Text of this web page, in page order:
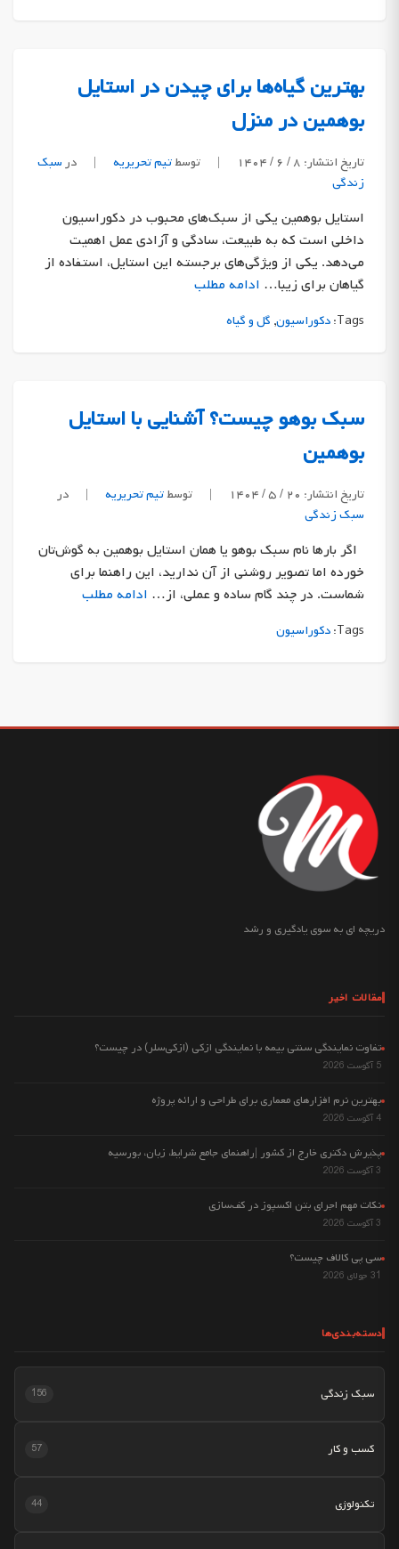
بهترین گیاه‌ها برای چیدن در استایل
بوهمین در منزل
تاریخ انتشار: ۸ / ۶ / ۱۴۰۴ | توسطتیم تحریریه | در سبک
زندگی
استایل بوهمین یکی از سبک‌های محبوب در دکوراسیون
داخلی است که به طبیعت، سادگی و آزادی عمل اهمیت
می‌دهد. یکی از ویژگی‌های برجسته این استایل، استفاده از
گیاهان برای زیبا… ادامه مطلب
Tags: دکوراسیون, گل و گیاه
سبک بوهو چیست؟ آشنایی با استایل
بوهمین
تاریخ انتشار: ۲۰ / ۵ / ۱۴۰۴ | توسطتیم تحریریه |
در
سبک زندگی
اگر بارها نام سبک بوهو یا همان استایل بوهمین به گوش‌تان
خورده اما تصویر روشنی از آن ندارید، این راهنما برای
شماست. در چند گام ساده و عملی، از… ادامه مطلب
Tags: دکوراسیون
دریچه ای به سوی یادگیری و رشد
مقالات اخیر
تفاوت نمایندگی سنتی بیمه با نمایندگی ازکی (ازکی‌سلر) در چیست؟
5 آگوست 2026
بهترین نرم افزارهای معماری برای طراحی و ارائه پروژه
4 آگوست 2026
پذیرش دکتری خارج از کشور |راهنمای جامع شرایط، زبان، بورسیه
3 آگوست 2026
نکات مهم اجرای بتن اکسپوز در کف‌سازی
3 آگوست 2026
سی پی کالاف چیست؟
31 جولای 2026
دسته‌بندی‌ها
سبک زندگی 156
کسب و کار 57
تکنولوژی 44